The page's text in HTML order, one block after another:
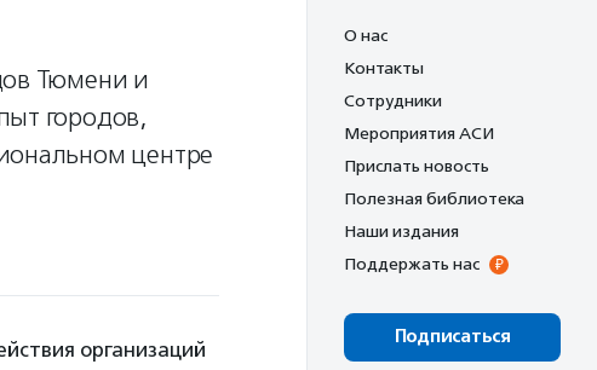
Тюмени и
городов,
центре
организаций
О нас
Контакты
Сотрудники
Мероприятия АСИ
Прислать новость
Полезная библиотека
Наши издания
Поддержать нас
Подписаться